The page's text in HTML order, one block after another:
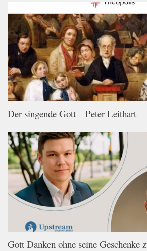
Der singende Gott – Peter Leithart
Gott Danken ohne seine Geschenke